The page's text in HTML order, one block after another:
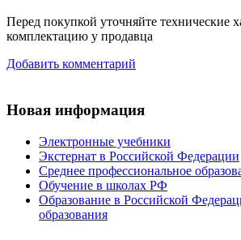
Перед покупкой уточняйте технические
комплектацию у продавца
Добавить комментарий
Новая информация
Электронные учебники
Экстернат в Российской Федерации
Среднее профессиональное
Обучение в школах РФ
Образование в Российской
образования